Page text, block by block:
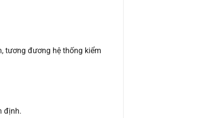
tương đương hệ thống kiểm
định.